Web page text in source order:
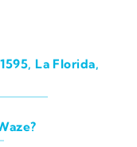
La Florida,